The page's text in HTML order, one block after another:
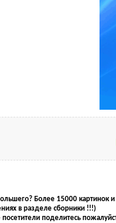
Более 15000 картинок
в разделе сборники !!!)
поделитесь